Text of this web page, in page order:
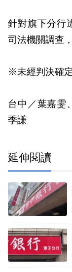
針對旗下分行
司法機關調查
※未經判決確
台中／葉嘉
季謙
延伸閱讀